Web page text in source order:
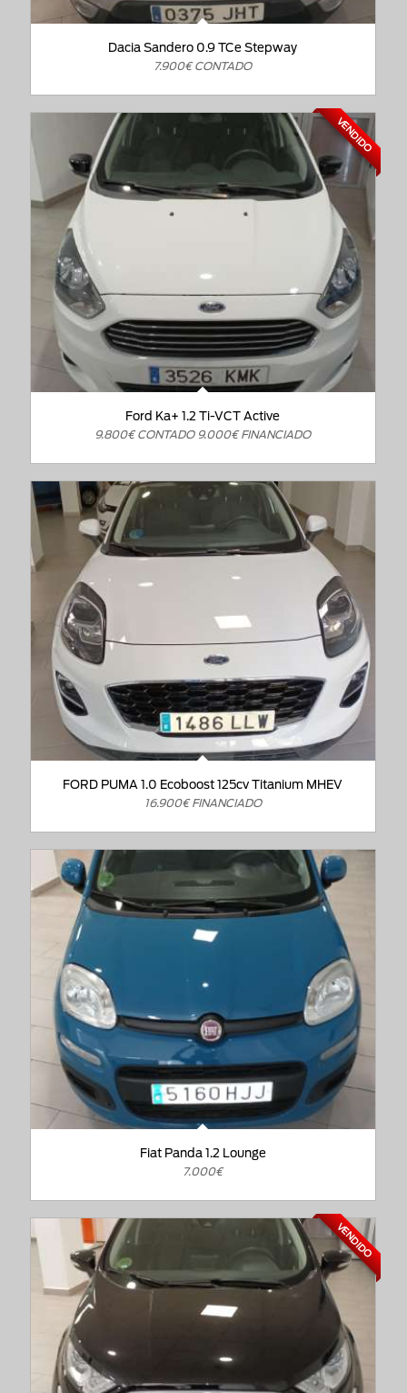
Dacia Sandero 0.9 TCe Stepway
7.900€ CONTADO
Ford Ka+ 1.2 Ti-VCT Active
9.800€ CONTADO 9.000€ FINANCIADO
VENDIDO
FORD PUMA 1.0 Ecoboost 125cv Titanium MHEV
16.900€ FINANCIADO
Fiat Panda 1.2 Lounge
7.000€
VENDIDO